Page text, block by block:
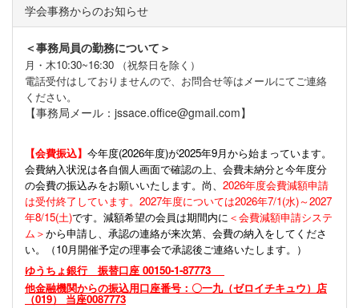
学会事務からのお知らせ
＜事務局員の勤務について＞
月・木10:30~16:30 （祝祭日を除く）
電話受付はしておりませんので、お問合せ等はメールにてご連絡
ください。
【事務局メール：jssace.office@gmail.com】
【会費振込】 今年度(2026年度)が2025年9月から始まっています。
会費納入状況は各自個人画面で確認の上、会費未納分と今年度分
の会費の振込みをお願いいたします。尚、 2026年度会費減額申請
は受付終了しています。2027年度については2026年7/1(水)～2027
年8/15(土)です。減額希望の会員は期間内に ＜会費減額申請システ
ム＞から申請し、承認の連絡が来次第、会費の納入をしてくださ
い。（10月開催予定の理事会で承認後ご連絡いたします。）
ゆうちょ銀行 振替口座 00150-1-87773
他金融機関からの振込用口座番号：〇一九（ゼロイチキュウ）店
（019） 当座0087773